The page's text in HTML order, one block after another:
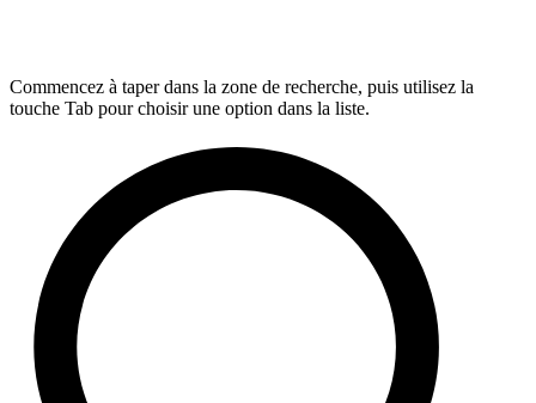
Commencez à taper dans la zone de recherche, puis utilisez la
touche Tab pour choisir une option dans la liste.